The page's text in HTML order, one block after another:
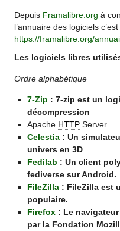
Depuis Framalibre.org à
l’annuaire des logiciels c’est
https://framalibre.org/
Les logiciels libres
Ordre alphabétique
7-Zip : 7-zip est un
décompression
Apache HTTPServer
Celestia: Un
univers en 3D
Fedilab : Un client
fediverse sur Android.
FileZilla: FileZilla est
populaire.
Firefox: Le
par la Fondation